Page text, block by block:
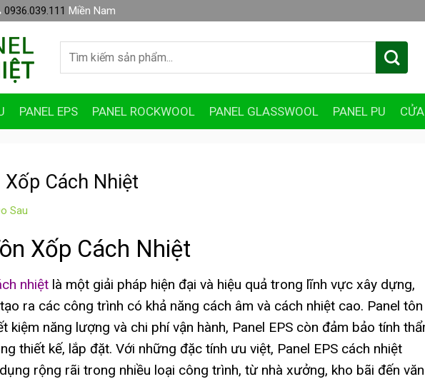
0936.039.111 Miền Nam
Tìm
PANEL EPS PANEL ROCKWOOL PANEL GLASSWOOL PANEL PU
Cách Nhiệt
Sau
Xốp Cách Nhiệt
nhiệt là một giải pháp hiện đại và hiệu quả trong lĩnh vực xây dựng,
ra các công trình có khả năng cách âm và cách nhiệt cao. Panel tôn
kiệm năng lượng và chi phí vận hành, Panel EPS còn đảm bảo tính
thiết kế, lắp đặt. Với những đặc tính ưu việt, Panel EPS cách nhiệt
rộng rãi trong nhiều loại công trình, từ nhà xưởng, kho bãi đến văn